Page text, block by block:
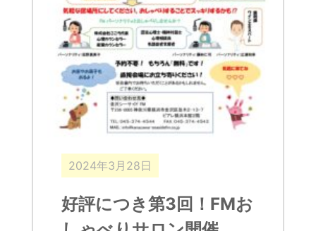
2024年3月28日
好評につき第3回！FMお